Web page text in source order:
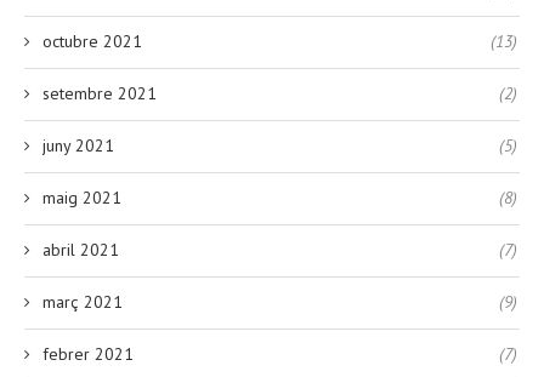
octubre 2021 (13)
setembre 2021 (2)
juny 2021 (5)
maig 2021 (8)
abril 2021 (7)
març 2021 (9)
febrer 2021 (7)